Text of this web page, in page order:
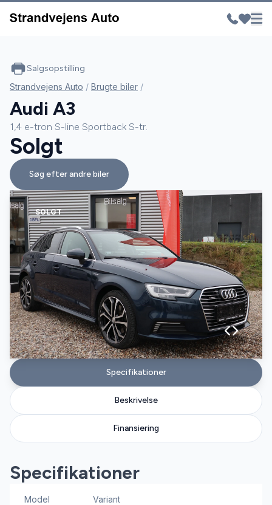
SOLGT
Specifikationer
Beskrivelse
Finansiering
Specifikationer
Model Variant
Salgsopstilling
Strandvejens Auto / Brugte biler /
Audi A3
1,4 e-tron S-line Sportback S-tr.
Solgt
Søg efter andre biler